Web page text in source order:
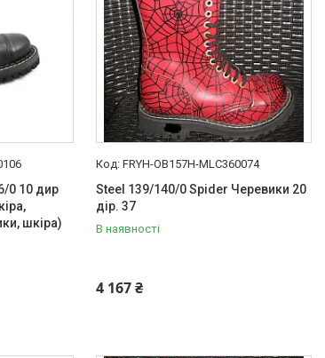
0 10 дир
шкіра)
FRYH-OB157H-MLC360074
Steel 139/140/0 Spider Черевики 20
дір. 37
В наявності
4 167 ₴